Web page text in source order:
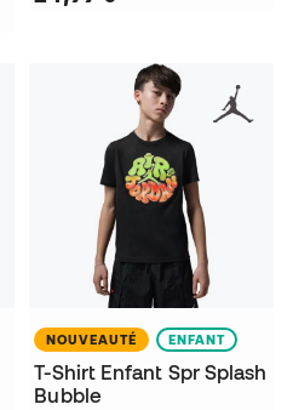
NOUVEAUTÉ ENFANT
T-Shirt Enfant Spr Splash
Bubble